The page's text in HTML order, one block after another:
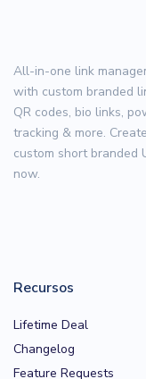
All-in-one link
with custom branded
QR codes, bio links,
tracking & more. Create
custom short branded
now.
Recursos
Lifetime Deal
Changelog
Feature Requests